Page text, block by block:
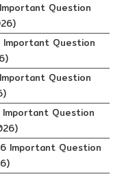
Question
Question
Question
Question
Important Question